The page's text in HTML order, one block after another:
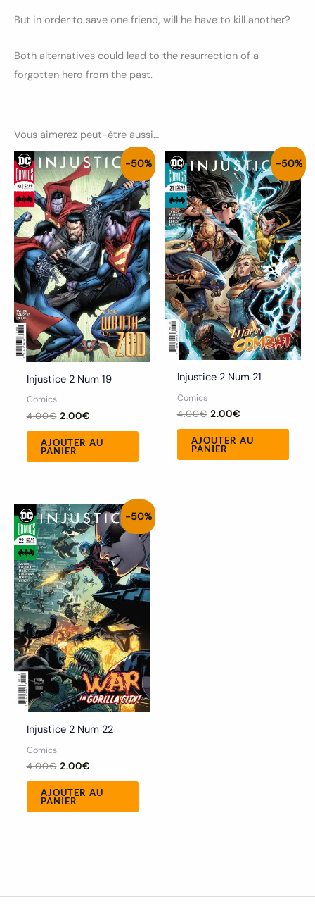
But in order to save one friend, will he have to kill another?
Both alternatives could lead to the resurrection of a
forgotten hero from the past.
Vous aimerez peut-être aussi…
-50%
Injustice 2 Num 19
Comics
4.00€
Le
prix
initial
était :
4.00€.
2.00€
Le
prix
actuel
est :
2.00€.
AJOUTER AU
PANIER
-50%
Injustice 2 Num 21
Comics
4.00€
Le
prix
initial
était :
4.00€.
2.00€
Le
prix
actuel
est :
2.00€.
AJOUTER AU
PANIER
-50%
Injustice 2 Num 22
Comics
4.00€
Le
prix
initial
était :
4.00€.
2.00€
Le
prix
actuel
est :
2.00€.
AJOUTER AU
PANIER